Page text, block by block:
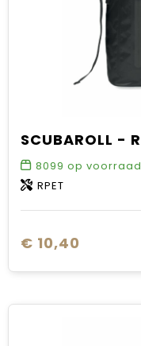
8099 op voorraad
RPET
€ 10,40